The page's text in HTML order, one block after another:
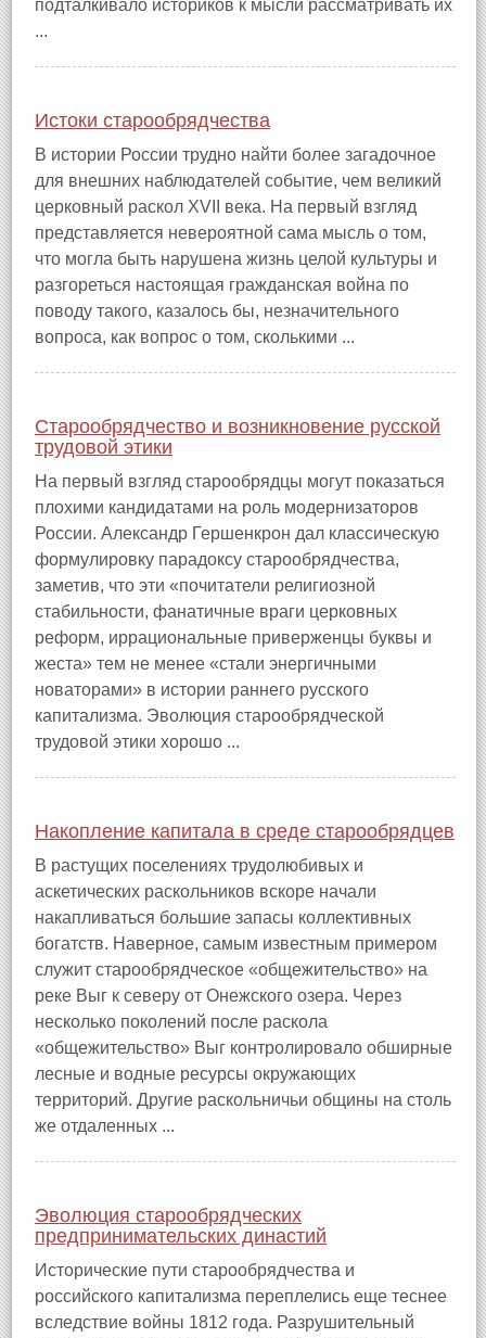
подталкивало историков к мысли рассматривать их
...
Истоки старообрядчества
В истории России трудно найти более загадочное
для внешних наблюдателей событие, чем великий
церковный раскол XVII века. На первый взгляд
представляется невероятной сама мысль о том,
что могла быть нарушена жизнь целой культуры и
разгореться настоящая гражданская война по
поводу такого, казалось бы, незначительного
вопроса, как вопрос о том, сколькими ...
Старообрядчество и возникновение русской
трудовой этики
На первый взгляд старообрядцы могут показаться
плохими кандидатами на роль модернизаторов
России. Александр Гершенкрон дал классическую
формулировку парадоксу старообрядчества,
заметив, что эти «почитатели религиозной
стабильности, фанатичные враги церковных
реформ, иррациональные приверженцы буквы и
жеста» тем не менее «стали энергичными
новаторами» в истории раннего русского
капитализма. Эволюция старообрядческой
трудовой этики хорошо ...
Накопление капитала в среде старообрядцев
В растущих поселениях трудолюбивых и
аскетических раскольников вскоре начали
накапливаться большие запасы коллективных
богатств. Наверное, самым известным примером
служит старообрядческое «общежительство» на
реке Выг к северу от Онежского озера. Через
несколько поколений после раскола
«общежительство» Выг контролировало обширные
лесные и водные ресурсы окружающих
территорий. Другие раскольничьи общины на столь
же отдаленных ...
Эволюция старообрядческих
предпринимательских династий
Исторические пути старообрядчества и
российского капитализма переплелись еще теснее
вследствие войны 1812 года. Разрушительный